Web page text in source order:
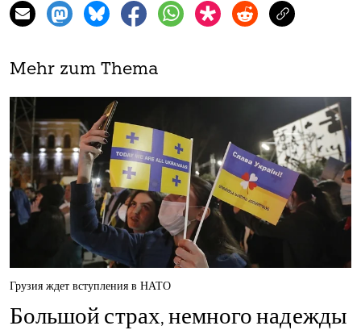
Mehr zum Thema
Грузия ждет вступления в НАТО
Большой страх, немного надежды